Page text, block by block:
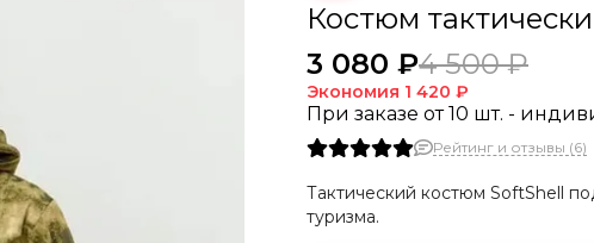
Костюм
3 080 ₽4 500 ₽
Экономия 1 420 ₽
При заказе от 10 шт. -
Рейтинг и отзывы (6)
Тактический костюм SoftShell
туризма.